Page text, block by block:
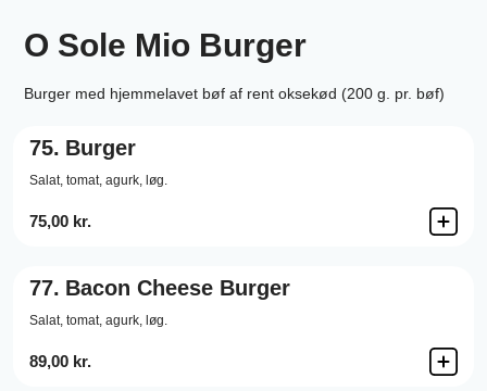
O Sole Mio Burger
Burger med hjemmelavet bøf af rent oksekød (200 g. pr. bøf)
75. Burger
Salat, tomat, agurk, løg.
75,00 kr.
77. Bacon Cheese Burger
Salat, tomat, agurk, løg.
89,00 kr.